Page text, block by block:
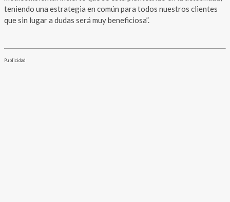
teniendo una estrategia en común para todos nuestros clientes
que sin lugar a dudas será muy beneficiosa”.
Publicidad